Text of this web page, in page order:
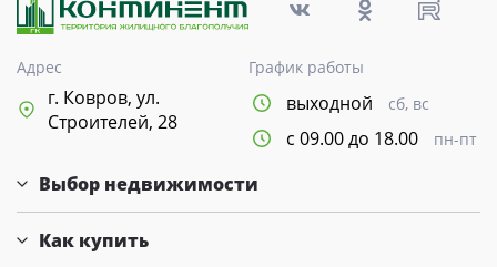
Адрес
г. Ковров, ул.
Строителей, 28
График работы
выходной сб, вс
с 09.00 до 18.00 пн-пт
Выбор недвижимости
Как купить